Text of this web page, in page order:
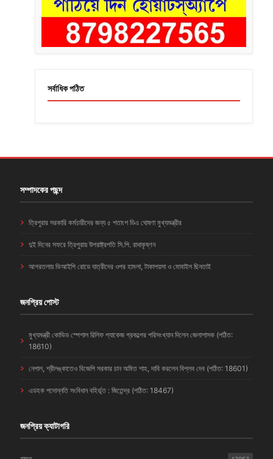
সর্বাধিক পঠিত
সম্পাদকের পছন্দ
ত্রিপুরার সরকারি কর্মচারীদের জন্য ৫ শতাংশ ডিএ ঘোষণা মুখ্যমন্ত্রীর
দুই দিনের সফরে ত্রিপুরায় উপরাষ্ট্রপতি সি.পি. রাধাকৃষ্ণন
আগরতলায় ভিআইপি রোডে যাত্রীদের ওপর হামলা, টাকাপয়সা ও মোবাইল ছিনতাই
জনপ্রিয় পোস্ট
মুখ্যমন্ত্রী কোভিড স্পেশাল রিলিফ প্যাকেজ প্রকল্পের পরিসংখ্যান দিলেন জেলাশাসক (পঠিত:
18610)
নেপাল, শ্রীলঙ্কাতেও বিজেপি সরকার চান অমিত শাহ, দাবি করলেন বিপ্লব দেব (পঠিত: 18601)
এডহক পদোন্নতি সংবিধান বহির্ভূত : জিতেন্দ্র (পঠিত: 18467)
জনপ্রিয় ক্যাটাগরি